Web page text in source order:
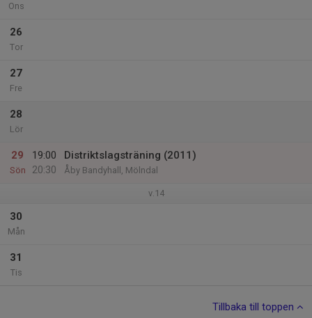
Ons
26
Tor
27
Fre
28
Lör
29
Sön
19:00
20:30
Distriktslagsträning (2011)
Åby Bandyhall, Mölndal
v.14
30
Mån
31
Tis
Tillbaka till toppen